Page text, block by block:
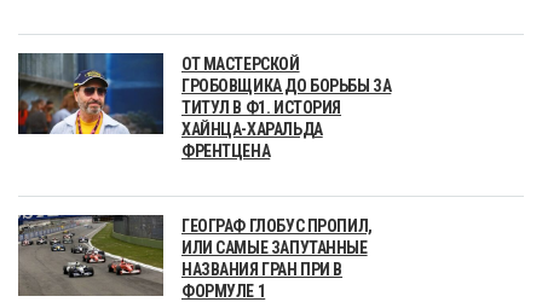
ОТ МАСТЕРСКОЙ
ГРОБОВЩИКА ДО БОРЬБЫ ЗА
ТИТУЛ В Ф1. ИСТОРИЯ
ХАЙНЦА-ХАРАЛЬДА
ФРЕНТЦЕНА
ГЕОГРАФ ГЛОБУС ПРОПИЛ,
ИЛИ САМЫЕ ЗАПУТАННЫЕ
НАЗВАНИЯ ГРАН ПРИ В
ФОРМУЛЕ 1